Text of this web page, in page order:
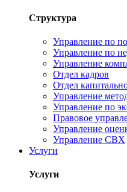
Структура
Управление по
Управление по
Управление
Отдел кадров
Отдел
Управление
Управление по
Правовое
Управление
Управление СВХ
Услуги
Услуги